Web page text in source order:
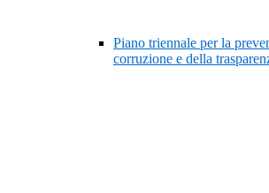
Piano triennale per la
corruzione e della